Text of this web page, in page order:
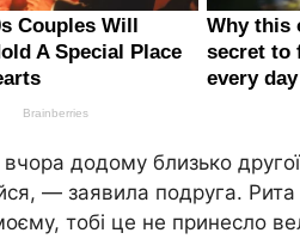
додому близько
— заявила подруга.
тобі це не принесло